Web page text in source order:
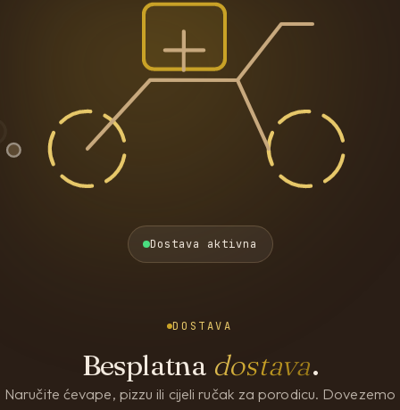
DOSTAVA
Besplatna dostava.
Naručite ćevape, pizzu ili cijeli ručak za porodicu. Dovezemo
Dostava aktivna